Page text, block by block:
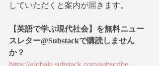
していただくと案内が届きます。
【英語で学ぶ現代社会】を無料ニュー
スレター@Substackで購読しません
か？
https://globala.substack.com/subscribe